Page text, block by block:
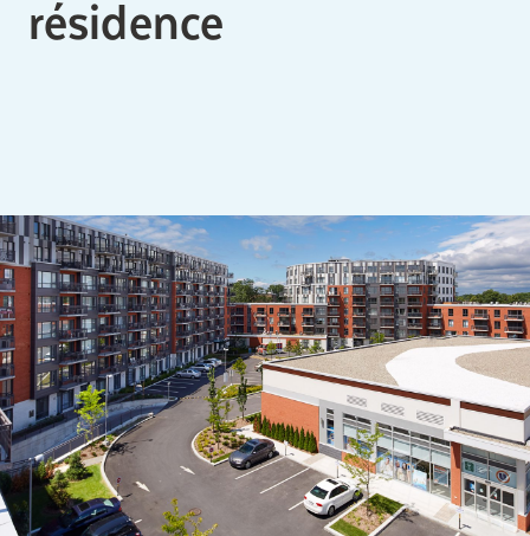
Comprendre la vie en résidence
Ce qui est inclus
Votre appartement
Aires communes
Activités
Commerces intégrés
Services optionnels
Repas
Soins optionnels
Planifier une visite
résidence